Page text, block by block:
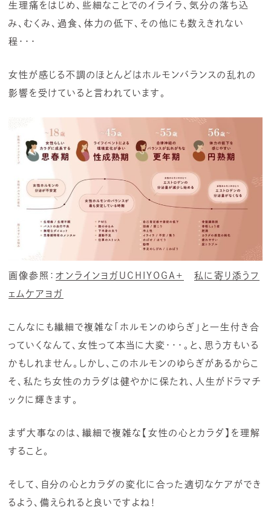
生理痛をはじめ、些細なことでのイライラ、気分の落ち込
み、むくみ、過食、体力の低下、その他にも数えきれない
程・・・
女性が感じる不調のほとんどはホルモンバランスの乱れの
影響を受けていると言われています。
画像参照： オンラインヨガUCHIYOGA+
私に寄り添うフ
ェムケアヨガ
こんなにも繊細で複雑な「ホルモンのゆらぎ」と一生付き合
っていくなんて、女性って本当に大変・・・。と、思う方もいる
かもしれません。しかし、このホルモンのゆらぎがあるからこ
そ、私たち女性のカラダは健やかに保たれ、人生がドラマチ
ックに輝きます。
まず大事なのは、繊細で複雑な【女性の心とカラダ】を理解
すること。
そして、自分の心とカラダの変化に合った適切なケアができ
るよう、備えられると良いですよね！